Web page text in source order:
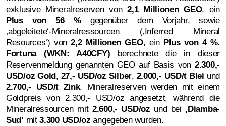
exklusive Mineralreserven von2,1 Millionen GEO, ein
Plus von 56 %gegenüber dem Vorjahr, sowie
‚abgeleitete‘-Mineralressourcen (‚Inferred Mineral
Resources‘) von2,2 Millionen GEO, ein Plus von 4 %.
Fortuna (WKN: A40CFY) berechnete die in dieser
Reservenmeldung genannten GEO auf Basis von2.300,-
USD/oz Gold, 27,- USD/oz Silber, 2.000,- USD/t Blei und
2.700,- USD/t Zink. Mineralreserven werden mit einem
Goldpreis von 2.300,- USD/oz angesetzt, während die
Mineralressourcen mit2.600,- USD/oz und bei ‚Diamba-
Sud‘ mit3.300 USD/oz angegeben wurden.